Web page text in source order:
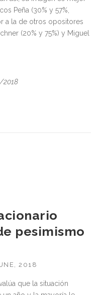
Peña (30% y 57%,
a la de otros opositores
(20% y 75%) y Miguel
2018
pesimismo
2018
que la situación